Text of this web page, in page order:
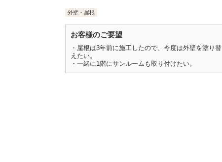
外壁・屋根
お客様のご要望
・屋根は3年前に施工したので、今度は外壁を塗り替
えたい。
・一緒に1階にサンルームも取り付けたい。